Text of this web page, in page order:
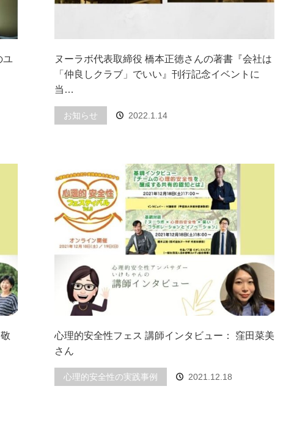
ユ
ヌーラボ代表取締役 橋本正徳さんの著書『会社は
「仲良しクラブ」でいい』刊行記念イベントに
当…
お知らせ 2022.1.14
心理的安全性フェス 講師インタビュー： 窪田菜美
さん
心理的安全性の実践事例 2021.12.18